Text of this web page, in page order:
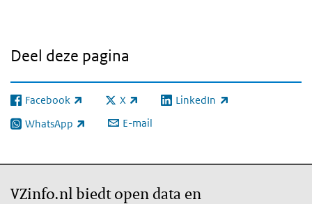
Deel deze pagina
Facebook
(externe link) X
(externe link) LinkedIn
(externe link)
WhatsApp
(externe link) E-mail
VZinfo.nl biedt open data en